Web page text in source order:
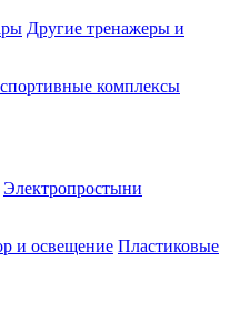
Другие тренажеры и
комплексы
Электропростыни
и освещение Пластиковые